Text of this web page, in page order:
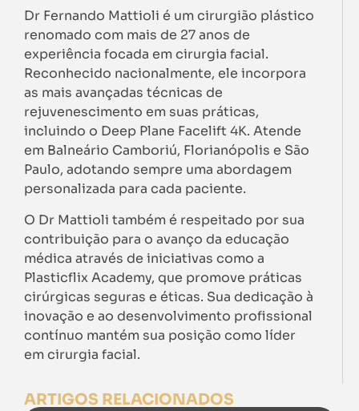
Dr Fernando Mattioli é um cirurgião plástico
renomado com mais de 27 anos de
experiência focada em cirurgia facial.
Reconhecido nacionalmente, ele incorpora
as mais avançadas técnicas de
rejuvenescimento em suas práticas,
incluindo o Deep Plane Facelift 4K. Atende
em Balneário Camboriú, Florianópolis e São
Paulo, adotando sempre uma abordagem
personalizada para cada paciente.
O Dr Mattioli também é respeitado por sua
contribuição para o avanço da educação
médica através de iniciativas como a
Plasticflix Academy, que promove práticas
cirúrgicas seguras e éticas. Sua dedicação à
inovação e ao desenvolvimento profissional
contínuo mantém sua posição como líder
em cirurgia facial.
ARTIGOS RELACIONADOS